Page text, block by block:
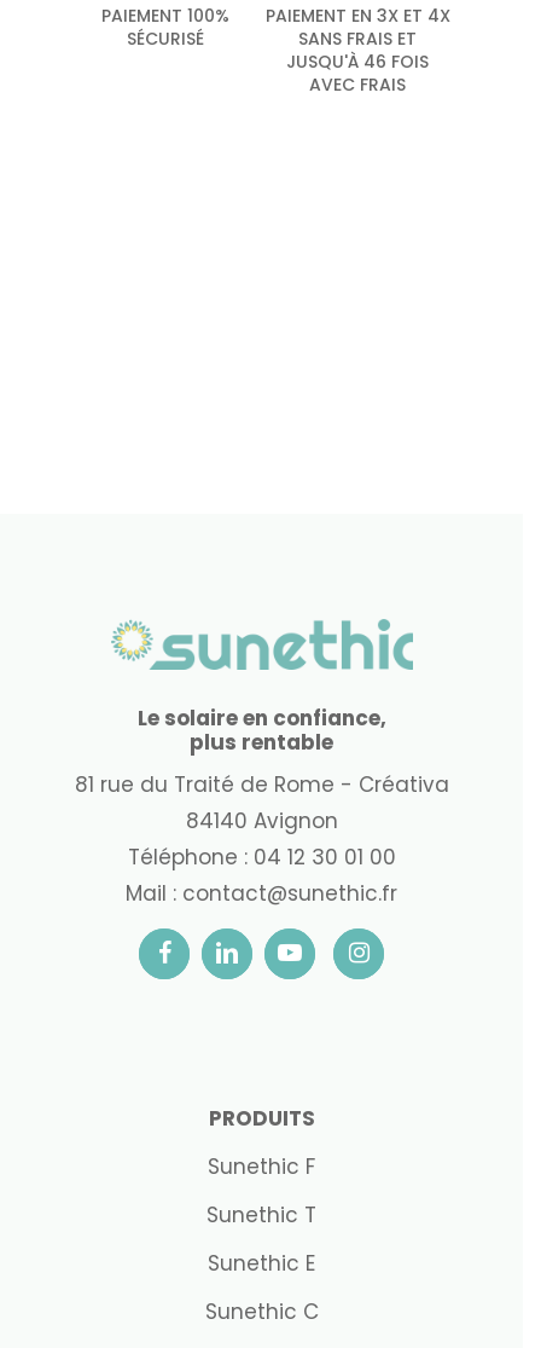
PAIEMENT 100%
SÉCURISÉ
PAIEMENT EN 3X ET 4X
SANS FRAIS ET
JUSQU'À 46 FOIS
AVEC FRAIS
Le solaire en confiance,
plus rentable
81 rue du Traité de Rome - Créativa
84140 Avignon
Téléphone : 04 12 30 01 00
Mail : contact@sunethic.fr
PRODUITS
Sunethic F
Sunethic T
Sunethic E
Sunethic C